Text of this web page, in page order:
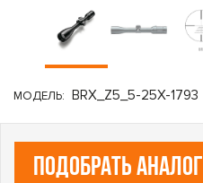
МОДЕЛЬ: BRX_Z5_5-25X-1793
ПОДОБРАТЬ АНАЛОГ